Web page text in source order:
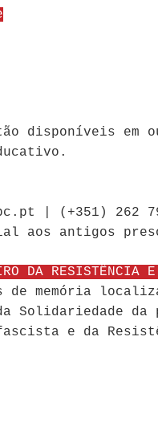
disponíveis em
| (+351) 262
aos antigos
DA RESISTÊNCIA
memória
Solidariedade da
e da